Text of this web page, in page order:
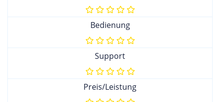
Bedienung
Support
Preis/Leistung